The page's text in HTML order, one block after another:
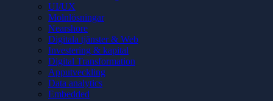
UI/UX
Molnlösningar
Nearshore
Digitala tjänster & Web
Investering & kapital
Digital Transformation
Apputveckling
Data analytics
Embedded